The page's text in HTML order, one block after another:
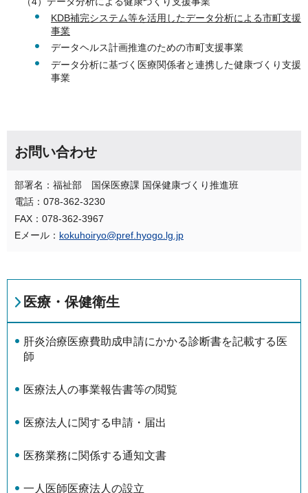
KDB補完システム等を活用したデータ分析による市町支援
事業
データヘルス計画推進のための市町支援事業
データ分析に基づく医療関係者と連携した健康づくり支援
事業
お問い合わせ
部署名：福祉部 国保医療課 国保健康づくり推進班
電話：078-362-3230
FAX：078-362-3967
Eメール： kokuhoiryo@pref.hyogo.lg.jp
医療・保健衛生
肝炎治療医療費助成申請にかかる診断書を記載する医
師
医療法人の事業報告書等の閲覧
医療法人に関する申請・届出
医務業務に関係する通知文書
一人医師医療法人の設立